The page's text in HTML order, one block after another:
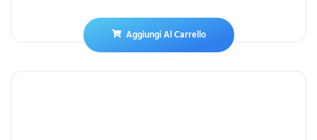
Aggiungi Al Carrello